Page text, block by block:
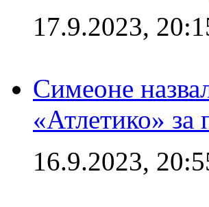
17.9.2023,
Симеоне
«Атлетико» за
16.9.2023,